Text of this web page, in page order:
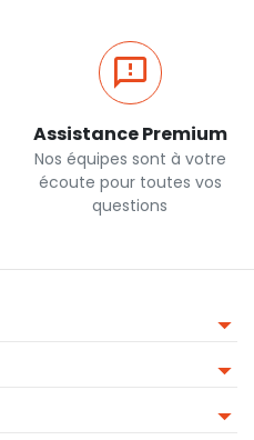
Assistance Premium
Nos équipes sont à votre
écoute pour toutes vos
questions